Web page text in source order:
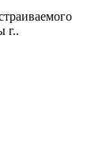
г..